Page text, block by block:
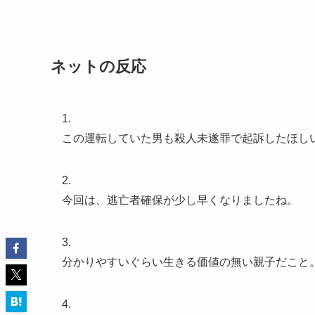
ネットの反応
1.
この運転していた男も殺人未遂罪で起訴したほし
2.
今回は、逃亡者確保が少し早くなりましたね。
3.
分かりやすいぐらい生きる価値の無い親子だこと
4.